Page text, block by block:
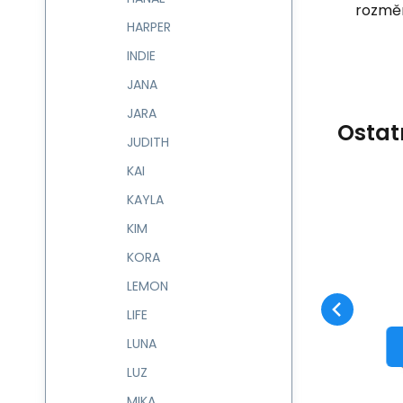
Kabelka MURIEL
HARPER
INDIE
JANA
JARA
JUDITH
KAI
KAYLA
KIM
KORA
LEMON
LIFE
LUNA
LUZ